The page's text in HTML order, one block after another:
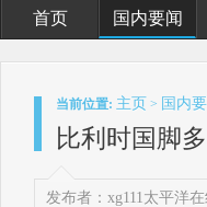
首页 国内要闻
当前位置: 主页 > 国内
比利时国脚
发布者：xg111太平洋